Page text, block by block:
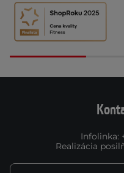
Infolinka:
Realizácia